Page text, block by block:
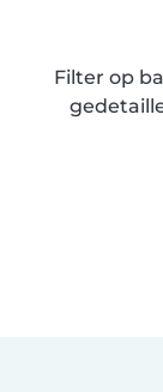
Filter op